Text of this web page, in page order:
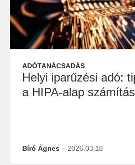
ADÓTANÁCSADÁS
Helyi iparűzési adó:
a HIPA-alap
Bíró Ágnes 2026.03.18